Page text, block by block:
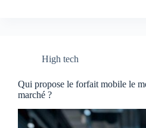
High tech
Qui propose le forfait mobile le
marché ?